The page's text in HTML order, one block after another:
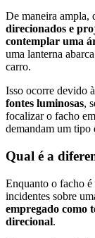
De maneira ampla,
direcionados e
contemplar uma
uma lanterna
carro.
Isso ocorre devido à
fontes luminosas,
focalizar o facho
demandam um tipo
Qual é a
Enquanto o facho
incidentes sobre
empregado como
direcional.